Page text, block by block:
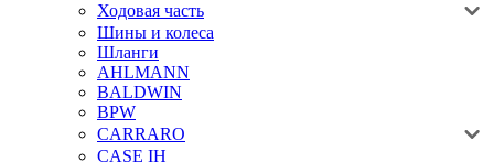
Ходовая часть
Шины и колеса
Шланги
AHLMANN
BALDWIN
BPW
CARRARO
CASE IH